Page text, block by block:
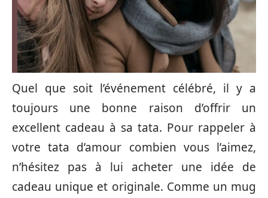
Quel que soit l’événement célébré, il y a
toujours une bonne raison d’offrir un
excellent cadeau à sa tata. Pour rappeler à
votre tata d’amour combien vous l’aimez,
n’hésitez pas à lui acheter une idée de
cadeau unique et originale. Comme un mug